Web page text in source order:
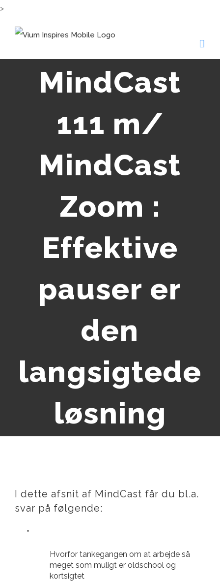
>
MindCast
111 m/
MindCast
Zoom :
Effektive
pauser er
den
langsigtede
løsning
I dette afsnit af MindCast får du bl.a.
svar på følgende:
Hvorfor tankegangen om at arbejde så
meget som muligt er oldschool og
kortsigtet